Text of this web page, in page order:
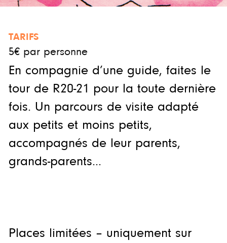
TARIFS
5€ par personne
En compagnie d’une guide, faites le
tour de R20-21 pour la toute dernière
fois. Un parcours de visite adapté
aux petits et moins petits,
accompagnés de leur parents,
grands-parents…
Places limitées – uniquement sur